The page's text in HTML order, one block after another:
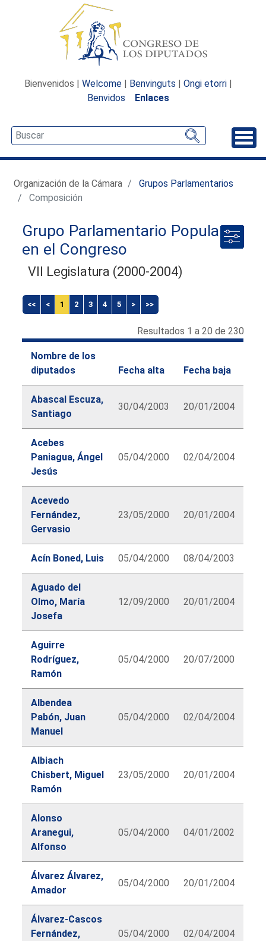
Bienvenidos | Welcome | Benvinguts | Ongi etorri |
Benvidos
Enlaces
Organización de la Cámara
Grupos Parlamentarios
Composición
Grupo Parlamentario Popular
en el Congreso
VII Legislatura (2000-2004)
<< < 1 2 3 4 5 > >>
Resultados 1 a 20 de 230
Nombre de los
diputados
Fecha alta Fecha baja
Abascal Escuza,
Santiago
30/04/2003 20/01/2004
Acebes
Paniagua, Ángel
Jesús
05/04/2000 02/04/2004
Acevedo
Fernández,
Gervasio
23/05/2000 20/01/2004
Acín Boned, Luis 05/04/2000 08/04/2003
Aguado del
Olmo, María
Josefa
12/09/2000 20/01/2004
Aguirre
Rodríguez,
Ramón
05/04/2000 20/07/2000
Albendea
Pabón, Juan
Manuel
05/04/2000 02/04/2004
Albiach
Chisbert, Miguel
Ramón
23/05/2000 20/01/2004
Alonso
Aranegui,
Alfonso
05/04/2000 04/01/2002
Álvarez Álvarez,
Amador
05/04/2000 20/01/2004
Álvarez-Cascos
Fernández,
05/04/2000 02/04/2004